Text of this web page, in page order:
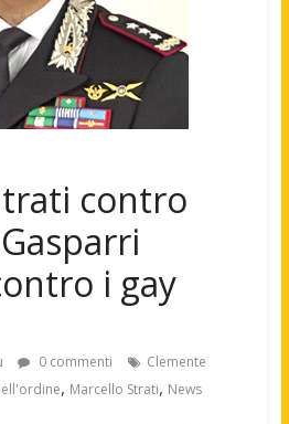
contro
i gay
0 commenti
Clemente
, Marcello Strati, News